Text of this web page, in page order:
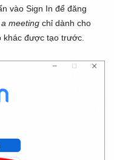
vào Sign In để đăng
meeting chỉ dành cho
khác được tạo trước.